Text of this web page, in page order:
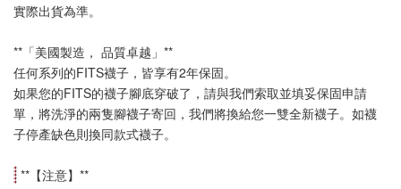
實際出貨為準。
**「美國製造， 品質卓越」**
任何系列的FITS襪子，皆享有2年保固。
如果您的FITS的襪子腳底穿破了，請與我們索取並填妥保固申請
單，將洗淨的兩隻腳襪子寄回，我們將換給您一雙全新襪子。如襪
子停產缺色則換同款式襪子。
**【注意】**